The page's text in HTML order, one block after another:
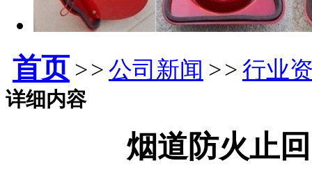
首页 >> 公司新闻 >> 行业
详细内容
烟道防火止